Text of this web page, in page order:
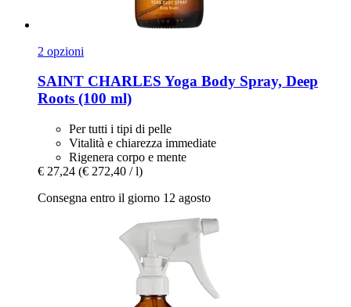
2 opzioni
SAINT CHARLES Yoga Body Spray, Deep
Roots (100 ml)
Per tutti i tipi di pelle
Vitalità e chiarezza immediate
Rigenera corpo e mente
€ 27,24 (€ 272,40 / l)
Consegna entro il giorno 12 agosto